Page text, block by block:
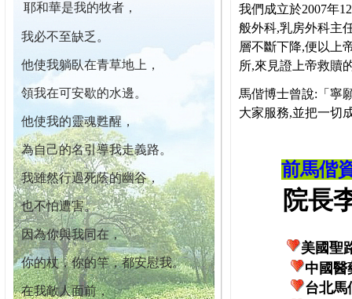
耶和華是我的牧者，
我必不至缺乏。
他使我躺臥在青草地上，
領我在可安歇的水邊。
他使我的靈魂甦醒，
為自己的名引導我走義路。
我雖然行過死蔭的幽谷，
也不怕遭害。
因為你與我同在，
你的杖，你的竿，都安慰我。
在我敵人面前，
我們成立於2007年
般外科,乳房外科主
層不斷下降,便以上
所,來見證上帝救贖
馬偕博士曾說:「寧
大家服務,並把一切
前馬偕
院長李
美國聖
中國醫
台北馬